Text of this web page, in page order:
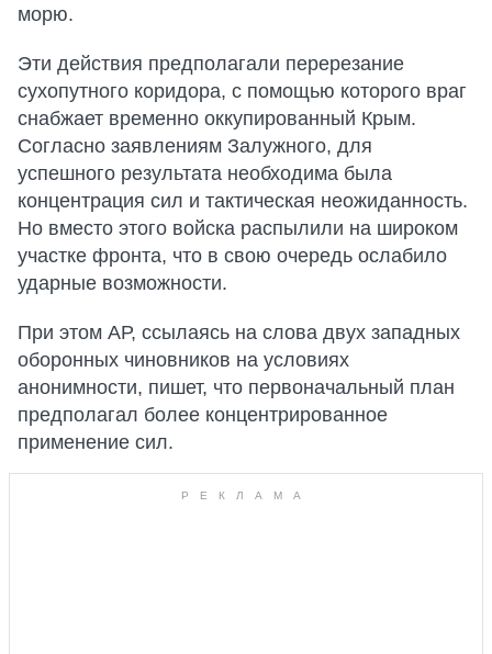
морю.
Эти действия предполагали перерезание
сухопутного коридора, с помощью которого враг
снабжает временно оккупированный Крым.
Согласно заявлениям Залужного, для
успешного результата необходима была
концентрация сил и тактическая неожиданность.
Но вместо этого войска распылили на широком
участке фронта, что в свою очередь ослабило
ударные возможности.
При этом АР, ссылаясь на слова двух западных
оборонных чиновников на условиях
анонимности, пишет, что первоначальный план
предполагал более концентрированное
применение сил.